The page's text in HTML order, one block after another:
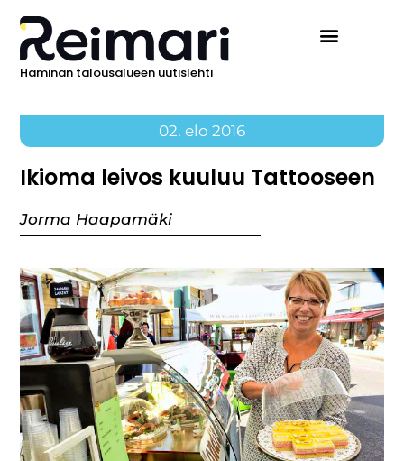
Haminan talousalueen uutislehti
02. elo 2016
Ikioma leivos kuuluu Tattooseen
Jorma Haapamäki